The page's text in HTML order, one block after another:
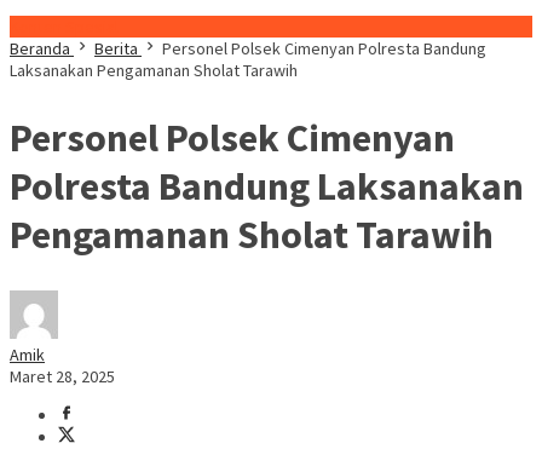
Beranda
Berita
Personel Polsek Cimenyan Polresta Bandung
Laksanakan Pengamanan Sholat Tarawih
Personel Polsek Cimenyan
Polresta Bandung Laksanakan
Pengamanan Sholat Tarawih
Amik
Maret 28, 2025